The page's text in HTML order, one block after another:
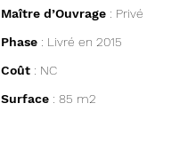
Maître d’Ouvrage : Privé
Phase : Livré en 2015
Coût : NC
Surface : 85 m2